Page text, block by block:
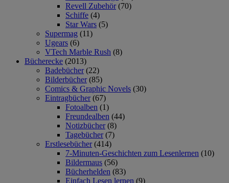
Revell Zubehör (70)
Schiffe (4)
Star Wars (5)
Supermag (11)
Ugears (6)
VTech Marble Rush (8)
Bücherecke (2013)
Badebücher (22)
Bilderbücher (85)
Comics & Graphic Novels (30)
Eintragbücher (67)
Fotoalben (1)
Freundealben (44)
Notizbücher (8)
Tagebücher (7)
Erstlesebücher (414)
7-Minuten-Geschichten zum Lesenlernen (10)
Bildermaus (56)
Bücherhelden (83)
Einfach Lesen lernen (9)